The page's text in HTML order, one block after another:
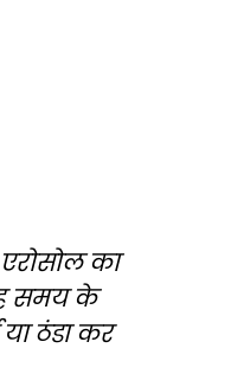
का
समय के
ठंडा कर